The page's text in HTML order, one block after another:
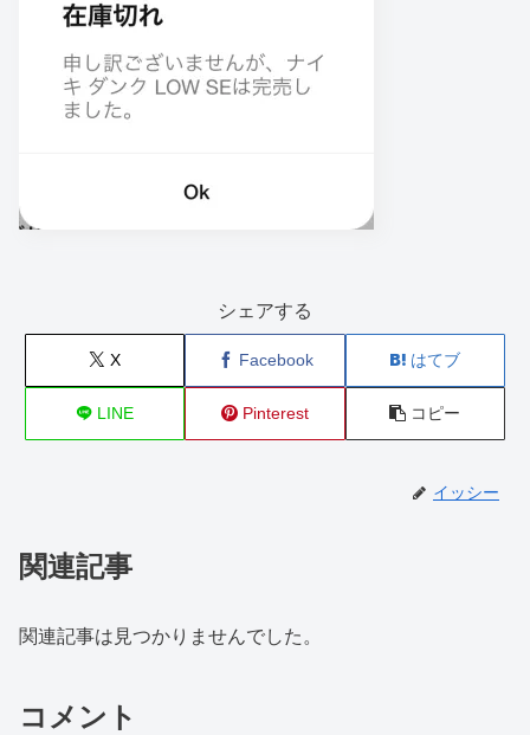
シェアする
X Facebook はてブ
LINE Pinterest コピー
イッシー
関連記事
関連記事は見つかりませんでした。
コメント